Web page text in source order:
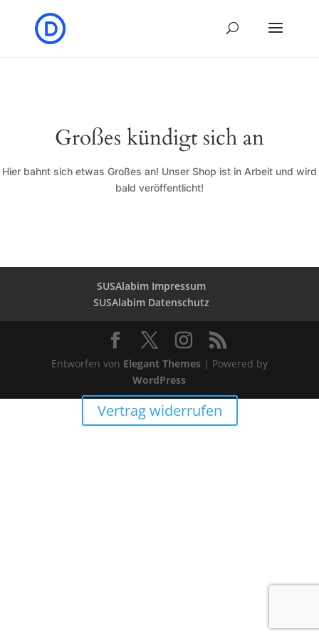
Großes kündigt sich an
Hier bahnt sich etwas Großes an! Unser Shop ist in Arbeit und wird
bald veröffentlicht!
SUSAlabim Impressum
SUSAlabim Datenschutz
Entworfen von Elegant Themes| Powered by
WordPress
Vertrag widerrufen